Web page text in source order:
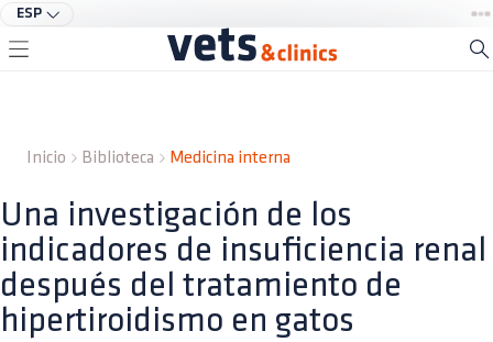
ESP
Inicio Biblioteca Medicina interna
Una investigación de los
indicadores de insuficiencia renal
después del tratamiento de
hipertiroidismo en gatos